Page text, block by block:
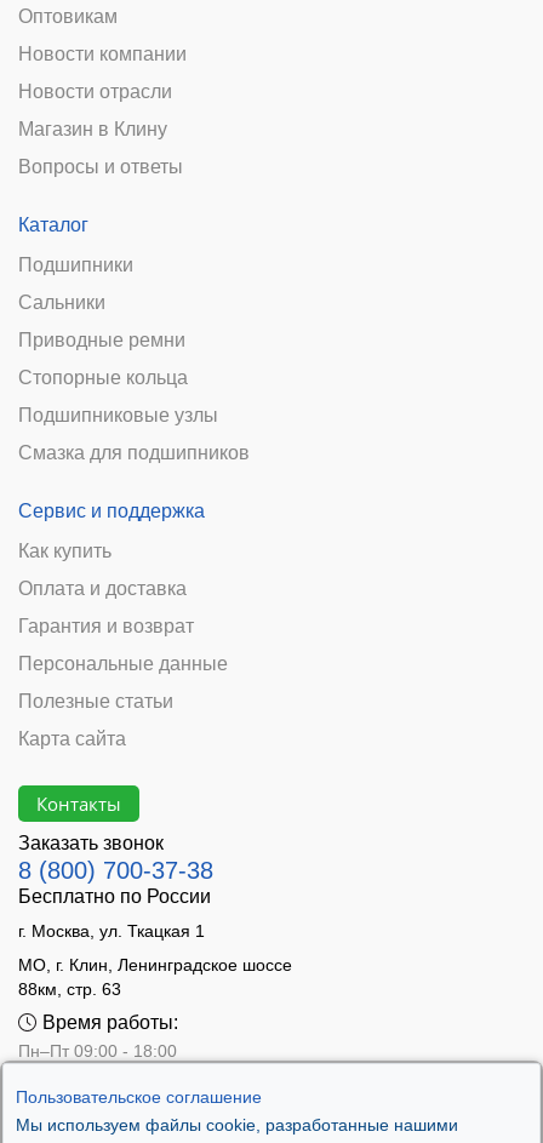
Пользовательское соглашение
Мы используем файлы cookie, разработанные нашими
Оптовикам
Новости компании
Новости отрасли
Магазин в Клину
Вопросы и ответы
Каталог
Подшипники
Сальники
Приводные ремни
Стопорные кольца
Подшипниковые узлы
Смазка для подшипников
Сервис и поддержка
Как купить
Оплата и доставка
Гарантия и возврат
Персональные данные
Полезные статьи
Карта сайта
Контакты
Заказать звонок
8 (800) 700-37-38
Бесплатно по России
г. Москва, ул. Ткацкая 1
МО, г. Клин, Ленинградское шоссе
88км, стр. 63
Время работы:
Пн–Пт 09:00 - 18:00
Вс - выходной